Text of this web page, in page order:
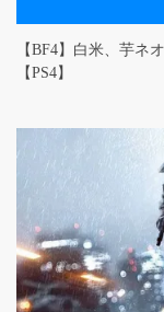
【BF4】白米、芋ネ
【PS4】